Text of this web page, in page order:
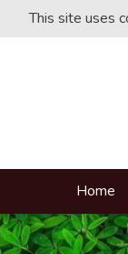
This site uses
Home